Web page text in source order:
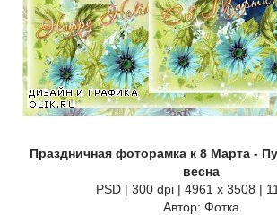
Праздничная фоторамка к 8 Марта -
весна
PSD | 300 dpi | 4961 x 3508 |
Автор: Фотка